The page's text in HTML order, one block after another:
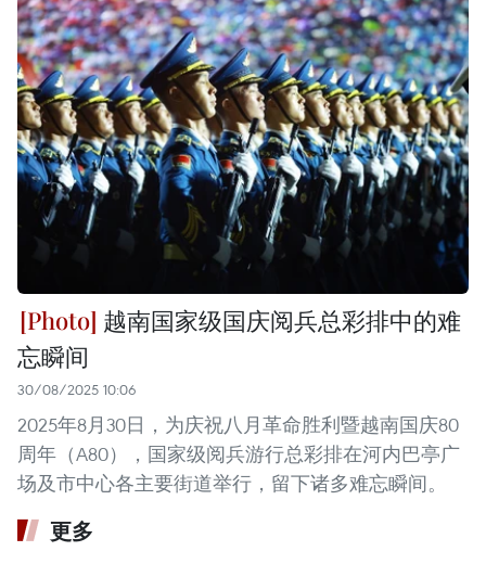
越南国家级国庆阅兵总彩排中的难
忘瞬间
30/08/2025 10:06
2025年8月30日，为庆祝八月革命胜利暨越南国庆80
周年（A80），国家级阅兵游行总彩排在河内巴亭广
场及市中心各主要街道举行，留下诸多难忘瞬间。
更多